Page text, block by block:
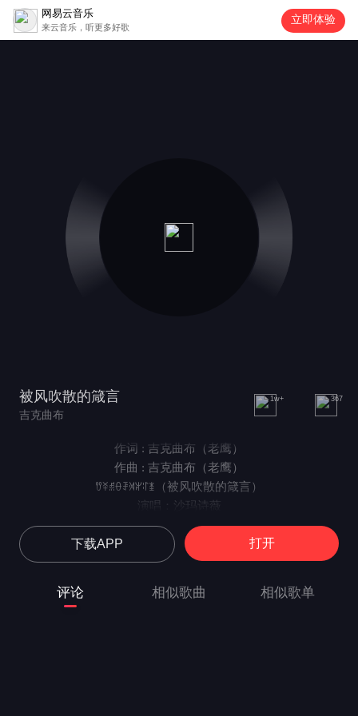
网易云音乐
来云音乐，听更多好歌
立即体验
被风吹散的箴言
吉克曲布
1w+ 367
作词 : 吉克曲布（老鹰）
作曲 : 吉克曲布（老鹰）
ꀎꋏꅇꂷꄚꄉꆳꌌꁧ（被风吹散的箴言）
演唱：沙玛诗薇
ꑵꃚ、ꑵꅇ：ꐙꈌꐎꁬ词曲：吉克曲布
编曲：吉克老鹰 沙玛木呷（齿轮）
录音缩混：达希向东
ꆏꇭꀧꌒꆏꉌꃀꈲ身安则心悦
下载APP 打开
评论 相似歌曲 相似歌单